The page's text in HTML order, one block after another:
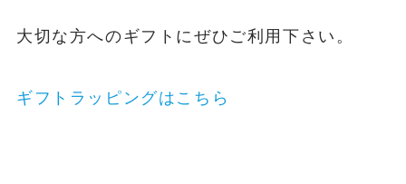
大切な方へのギフトにぜひご利用下さい。
ギフトラッピングはこちら